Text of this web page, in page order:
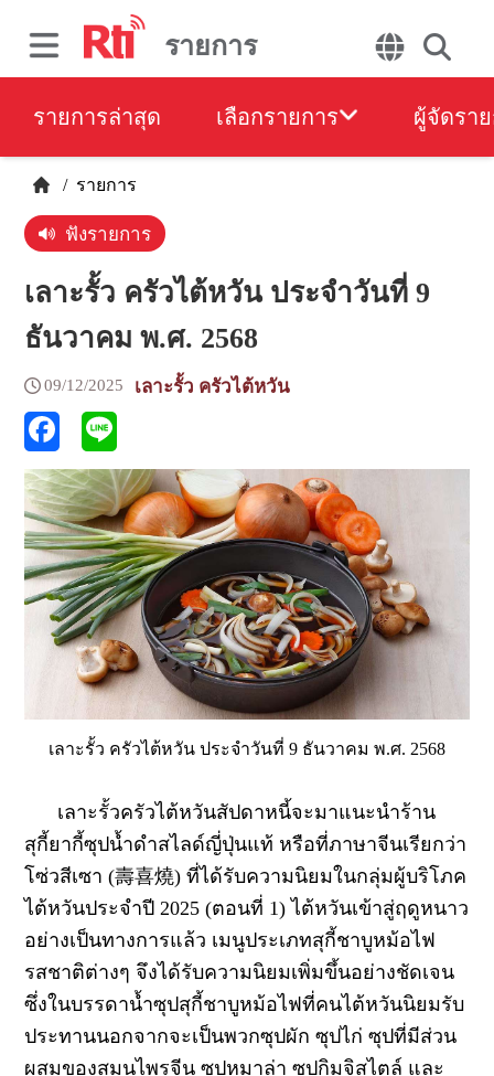
รายการ
รายการล่าสุด เลือกรายการ ผู้จัดรา
/ รายการ
ฟังรายการ
เลาะรั้ว ครัวไต้หวัน ประจำวันที่ 9
ธันวาคม พ.ศ. 2568
09/12/2025 เลาะรั้ว ครัวไต้หวัน
เลาะรั้ว ครัวไต้หวัน ประจำวันที่ 9 ธันวาคม พ.ศ. 2568
เลาะรั้วครัวไต้หวันสัปดาหนี้จะมาแนะนำร้าน
สุกี้ยากี้ซุปน้ำดำสไลด์ญี่ปุ่นแท้ หรือที่ภาษาจีนเรียกว่า
โซ่วสีเซา (壽喜燒) ที่ได้รับความนิยมในกลุ่มผู้บริโภค
ไต้หวันประจำปี 2025 (ตอนที่ 1) ไต้หวันเข้าสู่ฤดูหนาว
อย่างเป็นทางการแล้ว เมนูประเภทสุกี้ชาบูหม้อไฟ
รสชาติต่างๆ จึงได้รับความนิยมเพิ่มขึ้นอย่างชัดเจน
ซึ่งในบรรดาน้ำซุปสุกี้ชาบูหม้อไฟที่คนไต้หวันนิยมรับ
ประทานนอกจากจะเป็นพวกซุปผัก ซุปไก่ ซุปที่มีส่วน
ผสมของสมุนไพรจีน ซุปหมาล่า ซุปกิมจิสไตล์ และ